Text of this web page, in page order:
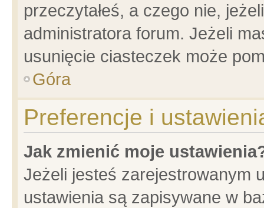
przeczytałeś, a czego nie,
administratora forum. Jeżeli
usunięcie ciasteczek może
Góra
Preferencje i
Jak zmienić moje
Jeżeli jesteś zarejestrowanym
ustawienia są zapisywane w